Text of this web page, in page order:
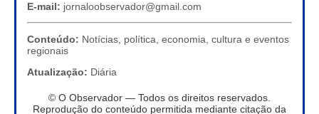
E-mail: jornaloobservador@gmail.com
Conteúdo: Notícias, política, economia, cultura e eventos
regionais
Atualização: Diária
© O Observador — Todos os direitos reservados.
Reprodução do conteúdo permitida mediante citação da